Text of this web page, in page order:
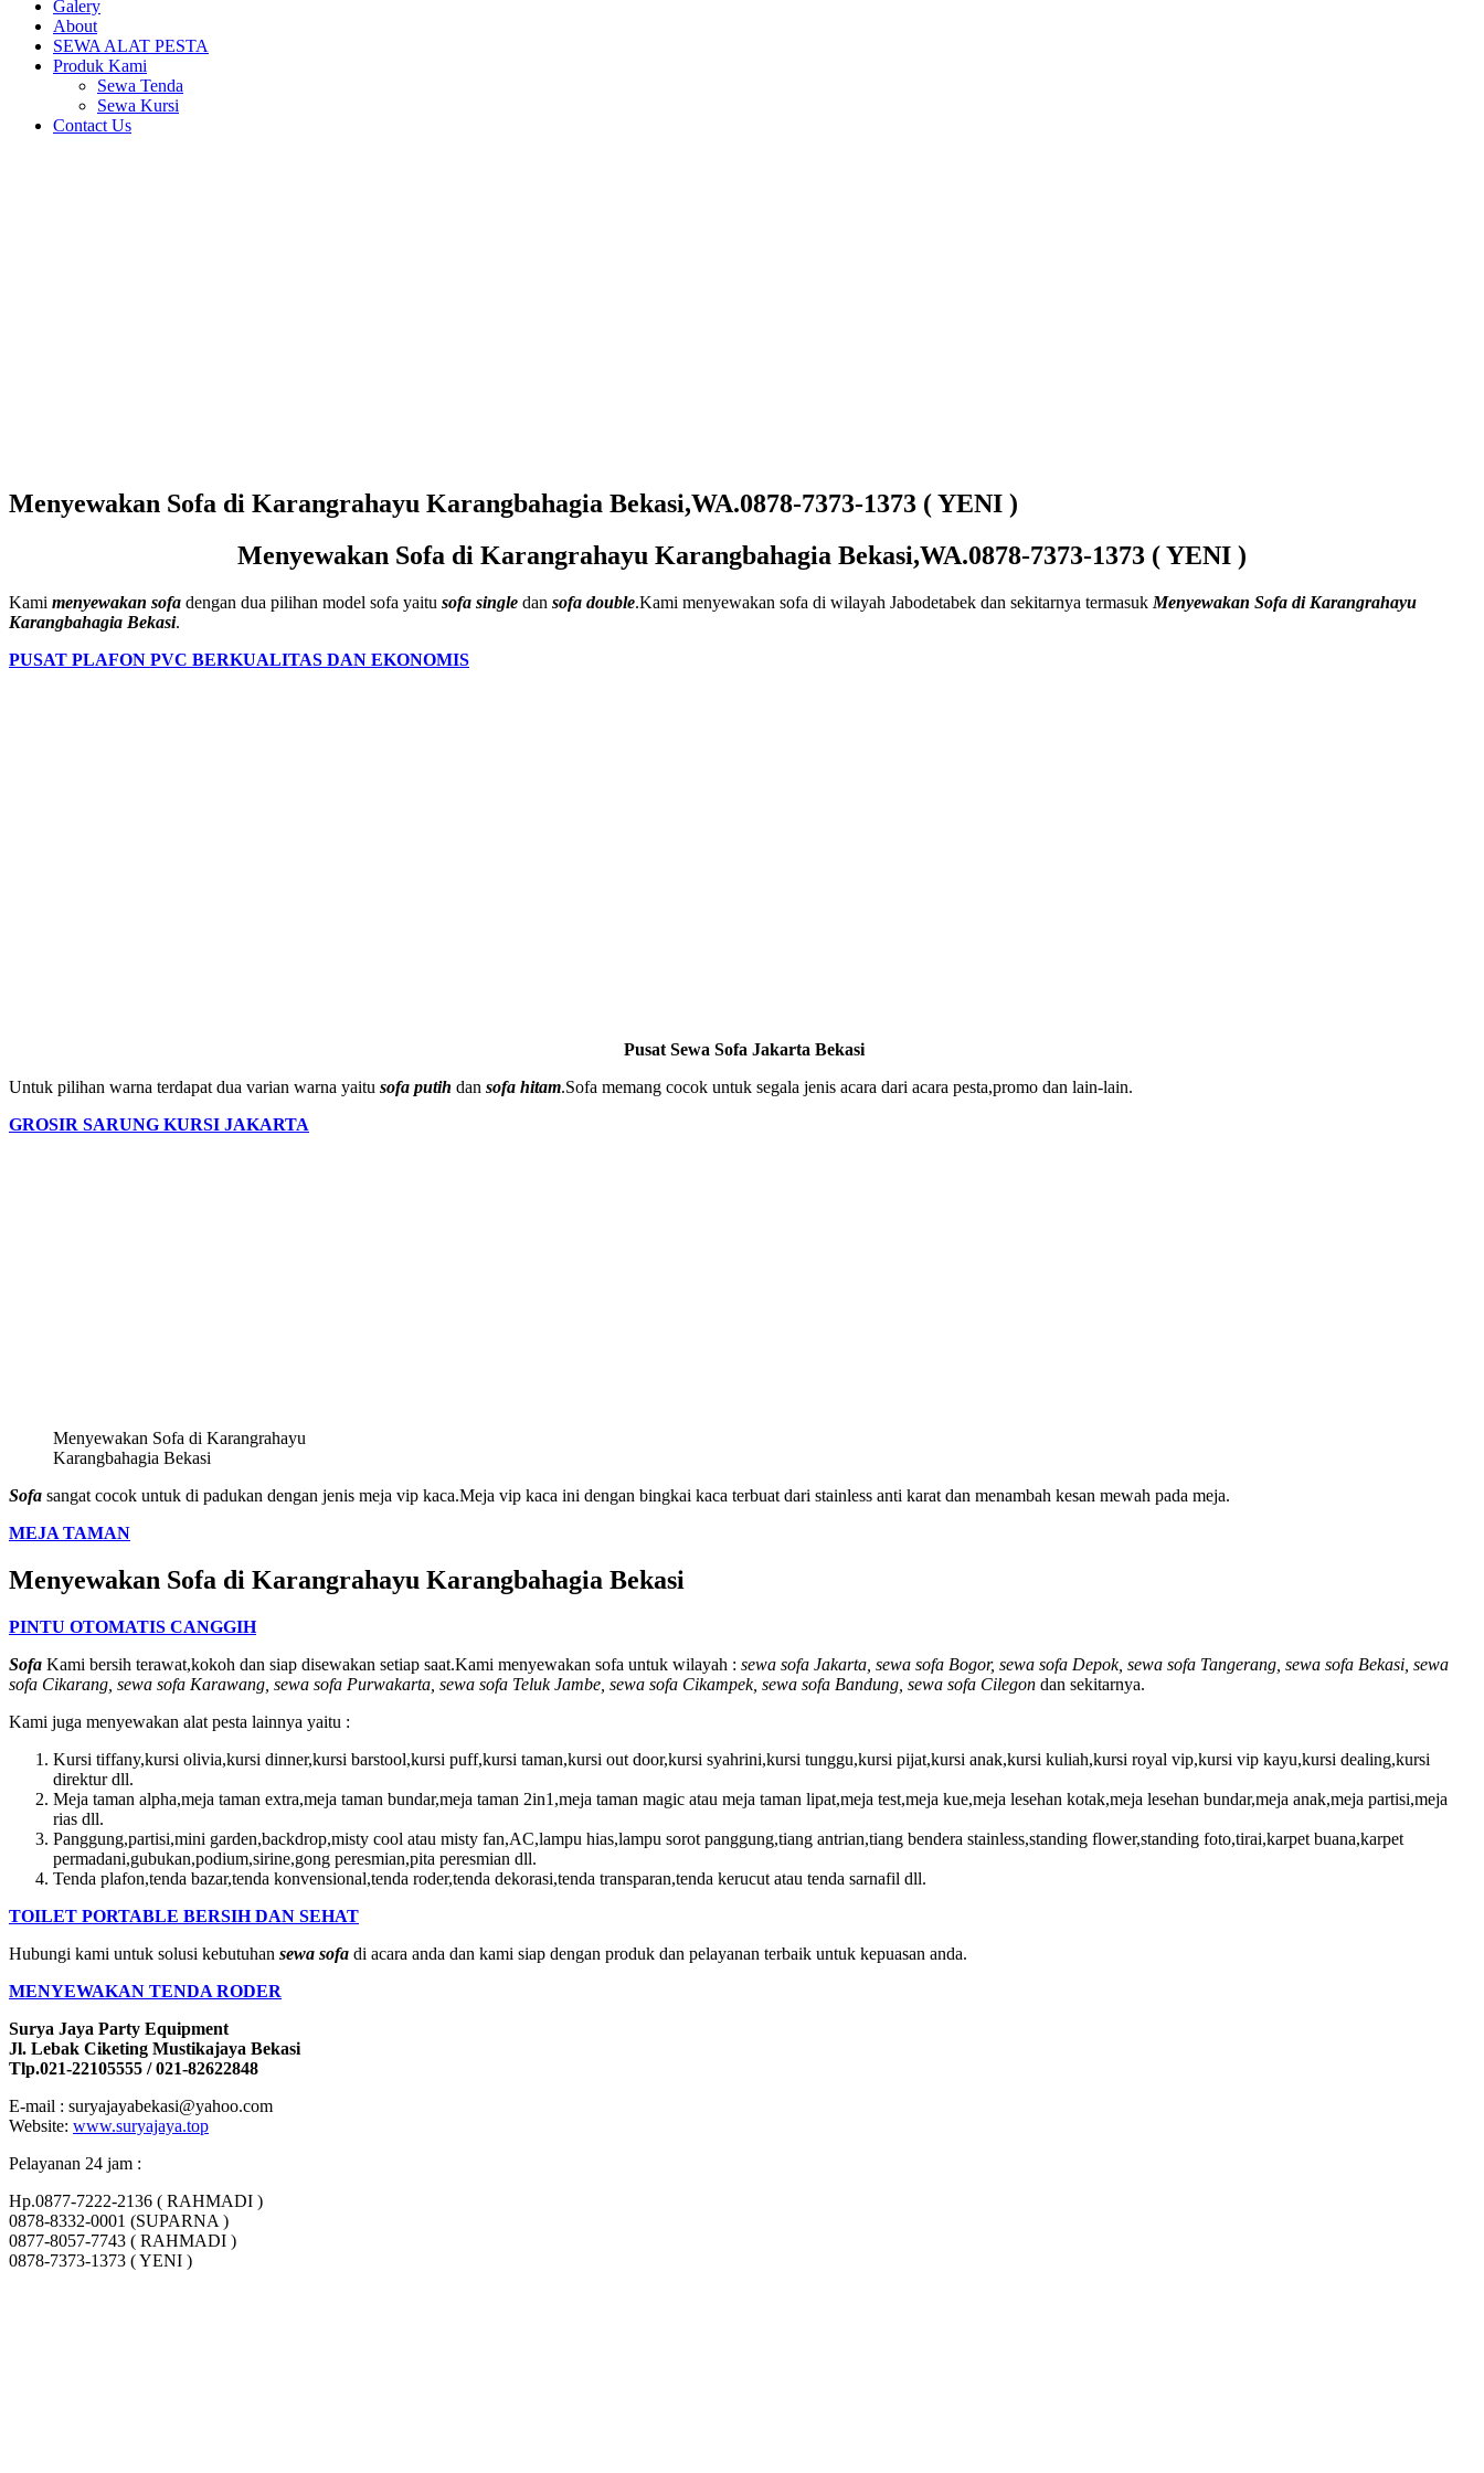
Galery
About
SEWA ALAT PESTA
Produk Kami
Sewa Tenda
Sewa Kursi
Contact Us
Menyewakan Sofa di Karangrahayu Karangbahagia Bekasi,WA.0878-7373-1373 ( YENI )
Menyewakan Sofa di Karangrahayu Karangbahagia Bekasi,WA.0878-7373-1373 ( YENI )
Kami menyewakan sofa dengan dua pilihan model sofa yaitu sofa single dan sofa double.Kami menyewakan sofa di wilayah Jabodetabek dan sekitarnya termasuk Menyewakan Sofa di Karangrahayu
Karangbahagia Bekasi.
PUSAT PLAFON PVC BERKUALITAS DAN EKONOMIS
Pusat Sewa Sofa Jakarta Bekasi
Untuk pilihan warna terdapat dua varian warna yaitu sofa putih dan sofa hitam.Sofa memang cocok untuk segala jenis acara dari acara pesta,promo dan lain-lain.
GROSIR SARUNG KURSI JAKARTA
Menyewakan Sofa di Karangrahayu
Karangbahagia Bekasi
Sofa sangat cocok untuk di padukan dengan jenis meja vip kaca.Meja vip kaca ini dengan bingkai kaca terbuat dari stainless anti karat dan menambah kesan mewah pada meja.
MEJA TAMAN
Menyewakan Sofa di Karangrahayu Karangbahagia Bekasi
PINTU OTOMATIS CANGGIH
Sofa Kami bersih terawat,kokoh dan siap disewakan setiap saat.Kami menyewakan sofa untuk wilayah : sewa sofa Jakarta, sewa sofa Bogor, sewa sofa Depok, sewa sofa Tangerang, sewa sofa Bekasi, sewa
sofa Cikarang, sewa sofa Karawang, sewa sofa Purwakarta, sewa sofa Teluk Jambe, sewa sofa Cikampek, sewa sofa Bandung, sewa sofa Cilegon dan sekitarnya.
Kami juga menyewakan alat pesta lainnya yaitu :
Kursi tiffany,kursi olivia,kursi dinner,kursi barstool,kursi puff,kursi taman,kursi out door,kursi syahrini,kursi tunggu,kursi pijat,kursi anak,kursi kuliah,kursi royal vip,kursi vip kayu,kursi dealing,kursi
direktur dll.
Meja taman alpha,meja taman extra,meja taman bundar,meja taman 2in1,meja taman magic atau meja taman lipat,meja test,meja kue,meja lesehan kotak,meja lesehan bundar,meja anak,meja partisi,meja
rias dll.
Panggung,partisi,mini garden,backdrop,misty cool atau misty fan,AC,lampu hias,lampu sorot panggung,tiang antrian,tiang bendera stainless,standing flower,standing foto,tirai,karpet buana,karpet
permadani,gubukan,podium,sirine,gong peresmian,pita peresmian dll.
Tenda plafon,tenda bazar,tenda konvensional,tenda roder,tenda dekorasi,tenda transparan,tenda kerucut atau tenda sarnafil dll.
TOILET PORTABLE BERSIH DAN SEHAT
Hubungi kami untuk solusi kebutuhan sewa sofa di acara anda dan kami siap dengan produk dan pelayanan terbaik untuk kepuasan anda.
MENYEWAKAN TENDA RODER
Surya Jaya Party Equipment
Jl. Lebak Ciketing Mustikajaya Bekasi
Tlp.021-22105555 / 021-82622848
E-mail : suryajayabekasi@yahoo.com
Website: www.suryajaya.top
Pelayanan 24 jam :
Hp.0877-7222-2136 ( RAHMADI )
0878-8332-0001 (SUPARNA )
0877-8057-7743 ( RAHMADI )
0878-7373-1373 ( YENI )